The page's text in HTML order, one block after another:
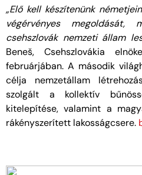
„Elő kell készítenünk
végérvényes
csehszlovák nemzeti állam
Beneš, Csehszlovákia
februárjában. A második
célja nemzetállam
szolgált a kollektív
kitelepítése, valamint a
rákényszerített lakosságcsere.